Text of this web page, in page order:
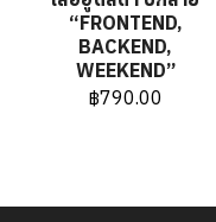
“FRONTEND,
BACKEND,
WEEKEND”
฿790.00